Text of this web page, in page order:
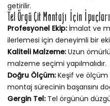
getirilir.
Tel Örgü Çit Montajı İçin İpuçları
Profesyonel Ekip:İmalat ve
ilerlemesi için deneyimli bir
Kaliteli Malzeme:Uzun
malzeme seçimi yapılmalıdır.
Doğru Ölçüm:Keşif ve ölçüm
montaj sürecinin başarısını
Gergin Tel:Tel örgünün